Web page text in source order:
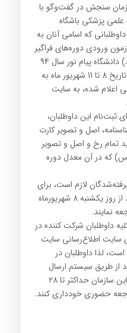
سنجش در گفت‌وگو با
علمی پزشکی باشگاه
که اسامی آنان به
ورودی دوره‌های فراگیر
(دانش پذیری کارشناسی ارشد) دانشگاه پیام نور سال 94
اعلام گردید، لازم است که در تاریخ 8 تا 11 شهریور ماه به
اعلام شده، به سایت
ثبت‌نام این داوطلبان،
اصل و تصویر کارت
عکس 4*3 جدید تمام رخ و اصل و تصویر
که در آن معدل دوره
لازم است، برای
اطلاع از چگونگی ثبت‌نام خود از روز یکشنبه 8 شهریور‌ماه
نمایند.
داوطلبان شرکت کننده در
سایت اطلاع‌رسانی سایت
لذا داوطلبان در
از طریق سیستم ارسال
درخواست الکترونیکی سایت این سازمان حداکثر تا 28
حضوری خودداری کنند.